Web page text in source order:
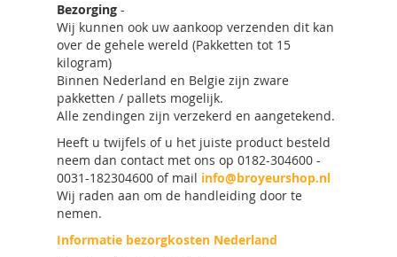
Bezorging -
Wij kunnen ook uw aankoop verzenden dit kan
over de gehele wereld (Pakketten tot 15
kilogram)
Binnen Nederland en Belgie zijn zware
pakketten / pallets mogelijk.
Alle zendingen zijn verzekerd en aangetekend.
Heeft u twijfels of u het juiste product besteld
neem dan contact met ons op 0182-304600 -
0031-182304600 of mail info@broyeurshop.nl
Wij raden aan om de handleiding door te
nemen.
Informatie bezorgkosten Nederland